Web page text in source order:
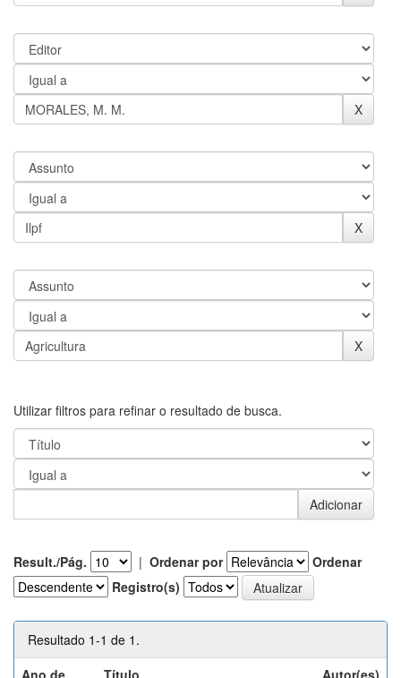
Utilizar filtros para refinar o resultado de busca.
Result./Pág. | Ordenar por
Ordenar
Registro(s)
Resultado 1-1 de 1.
Ano de
Título Autor(es)